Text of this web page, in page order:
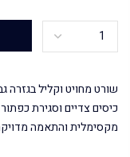
שורט מחויט וקליל בגזרה
כיסים צדיים וסגירת
מקסימלית והתאמה